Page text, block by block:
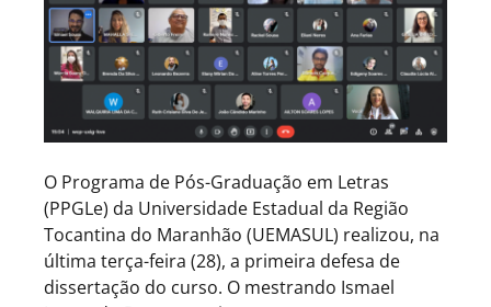
O Programa de Pós-Graduação em Letras
(PPGLe) da Universidade Estadual da Região
Tocantina do Maranhão (UEMASUL) realizou, na
última terça-feira (28), a primeira defesa de
dissertação do curso. O mestrando Ismael